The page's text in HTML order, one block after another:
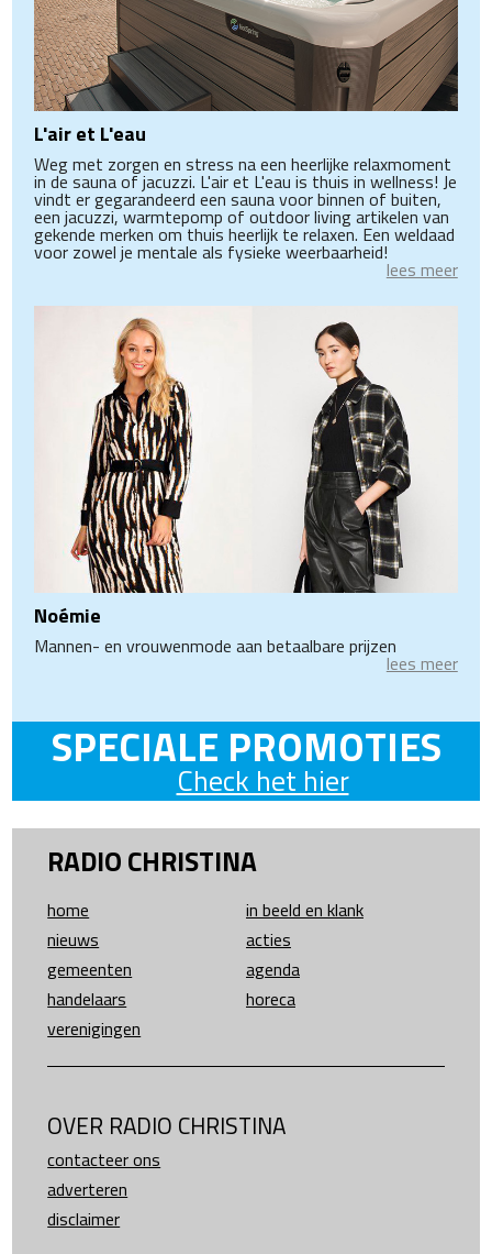
L'air et L'eau
Weg met zorgen en stress na een heerlijke relaxmoment
in de sauna of jacuzzi. L'air et L'eau is thuis in wellness! Je
vindt er gegarandeerd een sauna voor binnen of buiten,
een jacuzzi, warmtepomp of outdoor living artikelen van
gekende merken om thuis heerlijk te relaxen. Een weldaad
voor zowel je mentale als fysieke weerbaarheid!
lees meer
Noémie
Mannen- en vrouwenmode aan betaalbare prijzen
lees meer
SPECIALE PROMOTIES
Check het hier
RADIO CHRISTINA
home
in beeld en klank
nieuws
acties
gemeenten
agenda
handelaars
horeca
verenigingen
OVER RADIO CHRISTINA
contacteer ons
adverteren
disclaimer